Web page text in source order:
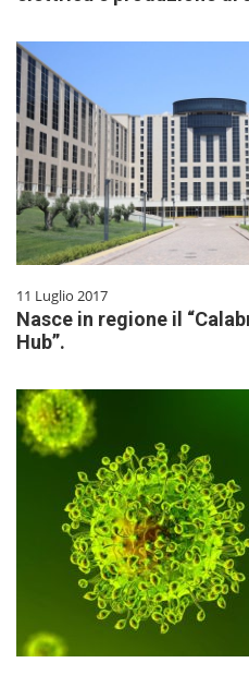
11 Luglio 2017
Nasce in regione il
Hub”.